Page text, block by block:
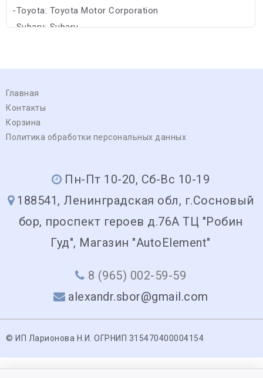
-Toyota: Toyota Motor Corporation
-Subaru: Subaru
Главная
Контакты
Корзина
Политика обработки персональных данных
Пн-Пт 10-20, Сб-Вс 10-19
188541, Ленинградская обл, г.Сосновый
бор, проспект героев д.76А ТЦ "Робин
Гуд", Магазин "AutoElement"
8 (965) 002-59-59
alexandr.sbor@gmail.com
© ИП Ларионова Н.И. ОГРНИП 315470400004154